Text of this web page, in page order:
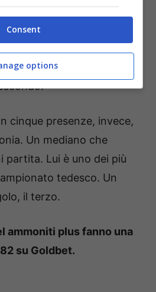
che attacca tutto
sue parti in mezzo al
crediamo si
cinque presenze, invece,
Un mediano che
partita. Lui è uno dei più
tedesco. Un
il terzo.
ammoniti plus fanno una
su Goldbet.
Consent
options